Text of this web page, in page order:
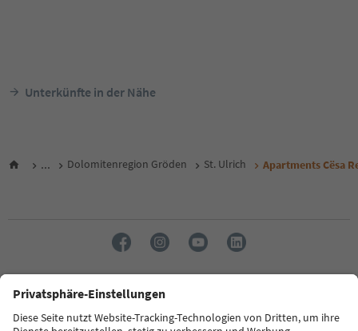
Unterkünfte in der Nähe
... Dolomitenregion Gröden St. Ulrich Apartments Cësa
Sprache: Deutsch